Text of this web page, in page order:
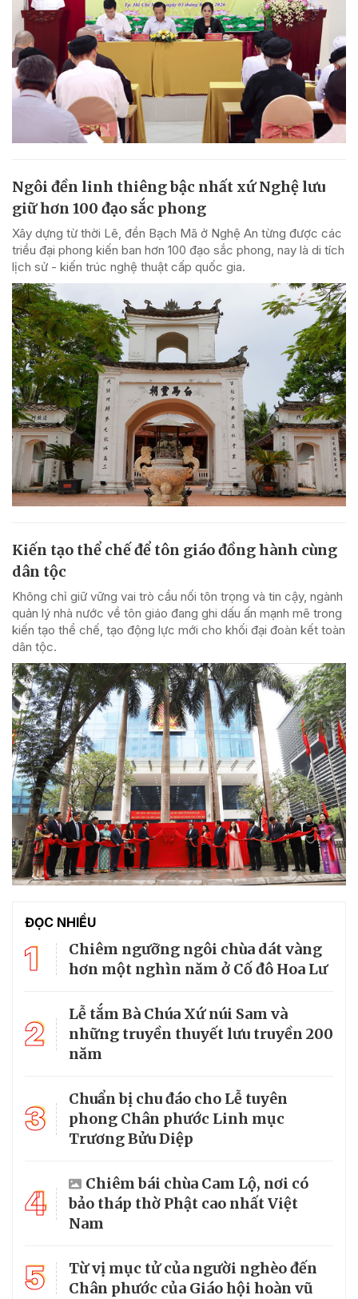
Ngôi đền linh thiêng bậc nhất xứ Nghệ lưu
giữ hơn 100 đạo sắc phong
Xây dựng từ thời Lê, đền Bạch Mã ở Nghệ An từng được các
triều đại phong kiến ban hơn 100 đạo sắc phong, nay là di tích
lịch sử - kiến trúc nghệ thuật cấp quốc gia.
Kiến tạo thể chế để tôn giáo đồng hành cùng
dân tộc
Không chỉ giữ vững vai trò cầu nối tôn trọng và tin cậy, ngành
quản lý nhà nước về tôn giáo đang ghi dấu ấn mạnh mẽ trong
kiến tạo thể chế, tạo động lực mới cho khối đại đoàn kết toàn
dân tộc.
ĐỌC NHIỀU
1
Chiêm ngưỡng ngôi chùa dát vàng
hơn một nghìn năm ở Cố đô Hoa Lư
2
Lễ tắm Bà Chúa Xứ núi Sam và
những truyền thuyết lưu truyền 200
năm
3
Chuẩn bị chu đáo cho Lễ tuyên
phong Chân phước Linh mục
Trương Bửu Diệp
4
Chiêm bái chùa Cam Lộ, nơi có
bảo tháp thờ Phật cao nhất Việt
Nam
5
Từ vị mục tử của người nghèo đến
Chân phước của Giáo hội hoàn vũ